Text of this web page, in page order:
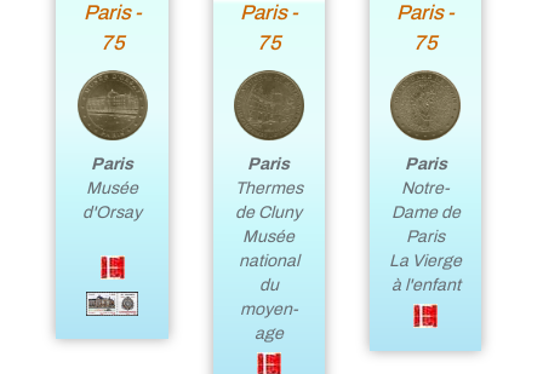
Paris -
75
Paris
Musée
d'Orsay
Paris -
75
Paris
Thermes
de Cluny
Musée
national
du
moyen-
age
Paris -
75
Paris
Notre-
Dame de
Paris
La Vierge
à l'enfant